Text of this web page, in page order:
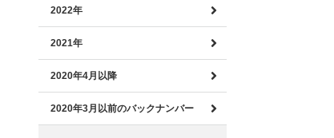
2022年
2021年
2020年4月以降
2020年3月以前のバックナンバー